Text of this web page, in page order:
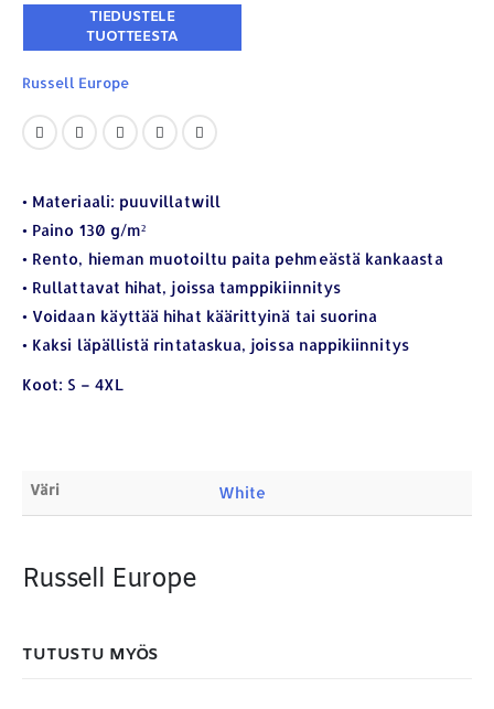
Russell Europe
• Materiaali: puuvillatwill
• Paino 130 g/m²
• Rento, hieman muotoiltu paita pehmeästä kankaasta
• Rullattavat hihat, joissa tamppikiinnitys
• Voidaan käyttää hihat käärittyinä tai suorina
• Kaksi läpällistä rintataskua, joissa nappikiinnitys
Koot: S – 4XL
Väri White
Russell Europe
TUTUSTU MYÖS
Osoite: Hikivuorenkatu 14 C 20, 33710 Tampere
Sähköposti: royal.yrityslahjat@gmail.com
ETSI TUOTTEITA
Products
search